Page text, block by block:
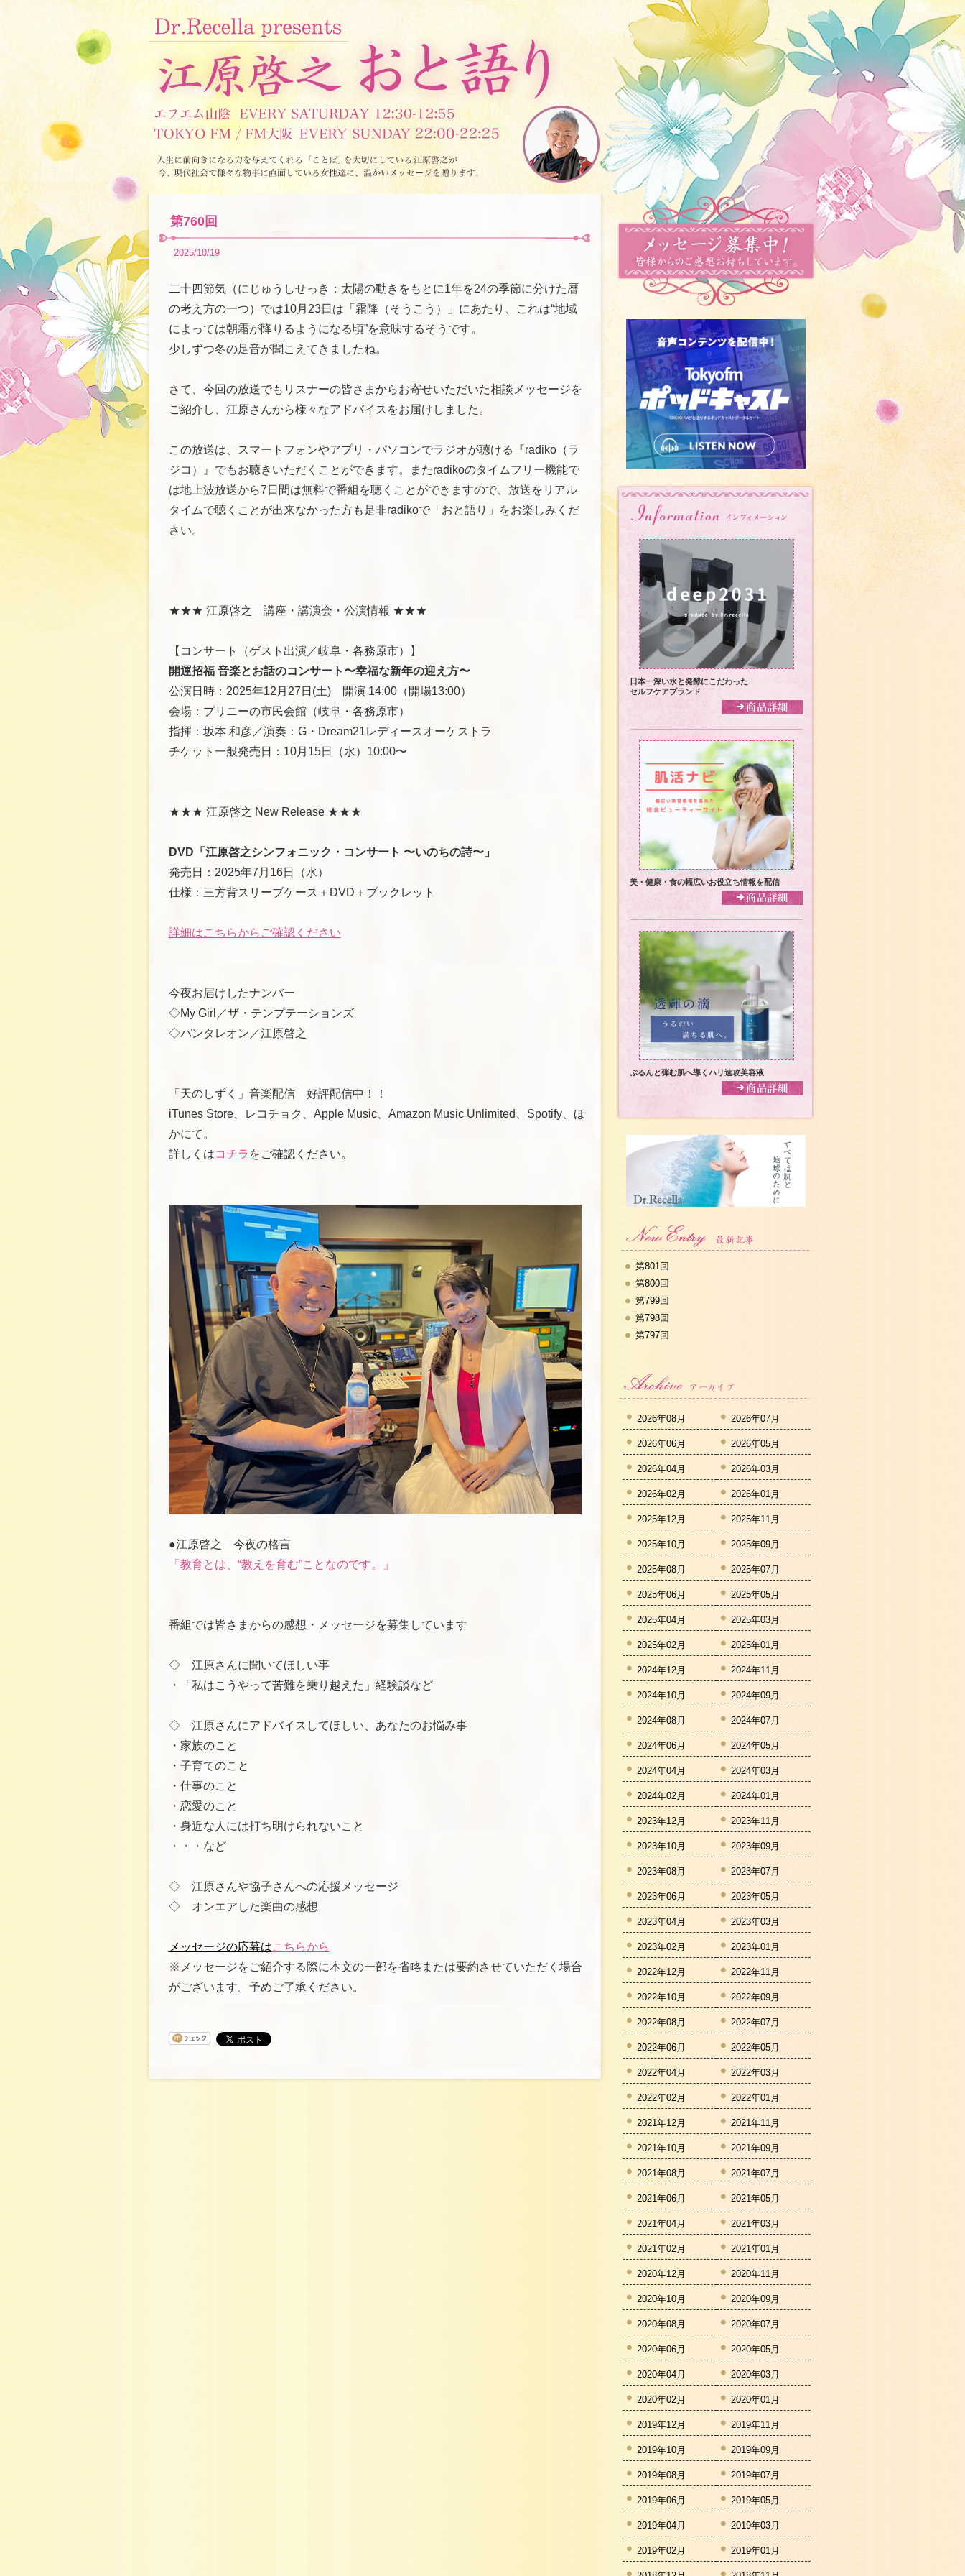
第760回
2025/10/19
二十四節気（にじゅうしせっき：太陽の動きをもとに1年を24の季節に分けた暦
の考え方の一つ）では10月23日は「霜降（そうこう）」にあたり、これは“地域
によっては朝霜が降りるようになる頃”を意味するそうです。
少しずつ冬の足音が聞こえてきましたね。
さて、今回の放送でもリスナーの皆さまからお寄せいただいた相談メッセージを
ご紹介し、江原さんから様々なアドバイスをお届けしました。
この放送は、スマートフォンやアプリ・パソコンでラジオが聴ける『radiko（ラ
ジコ）』でもお聴きいただくことができます。またradikoのタイムフリー機能で
は地上波放送から7日間は無料で番組を聴くことができますので、放送をリアル
タイムで聴くことが出来なかった方も是非radikoで「おと語り」をお楽しみくだ
さい。
★★★ 江原啓之 講座・講演会・公演情報 ★★★
【コンサート（ゲスト出演／岐阜・各務原市）】
開運招福 音楽とお話のコンサート〜幸福な新年の迎え方〜
公演日時：2025年12月27日(土) 開演 14:00（開場13:00）
会場：プリニーの市民会館（岐阜・各務原市）
指揮：坂本 和彦／演奏：G・Dream21レディースオーケストラ
チケット一般発売日：10月15日（水）10:00〜
★★★ 江原啓之 New Release ★★★
DVD「江原啓之シンフォニック・コンサート 〜いのちの詩〜」
発売日：2025年7月16日（水）
仕様：三方背スリーブケース＋DVD＋ブックレット
詳細はこちらからご確認ください
今夜お届けしたナンバー
◇My Girl／ザ・テンプテーションズ
◇パンタレオン／江原啓之
「天のしずく」音楽配信 好評配信中！！
iTunes Store、レコチョク、Apple Music、Amazon Music Unlimited、Spotify、ほ
かにて。
詳しくはコチラ をご確認ください。
●江原啓之 今夜の格言
「教育とは、“教えを育む”ことなのです。」
番組では皆さまからの感想・メッセージを募集しています
◇ 江原さんに聞いてほしい事
・「私はこうやって苦難を乗り越えた」経験談など
◇ 江原さんにアドバイスしてほしい、あなたのお悩み事
・家族のこと
・子育てのこと
・仕事のこと
・恋愛のこと
・身近な人には打ち明けられないこと
・・・など
◇ 江原さんや協子さんへの応援メッセージ
◇ オンエアした楽曲の感想
メッセージの応募はこちらから
※メッセージをご紹介する際に本文の一部を省略または要約させていただく場合
がございます。予めご了承ください。
日本一深い水と発酵にこだわった
セルフケアブランド
美・健康・食の幅広いお役立ち情報を配信
ぷるんと弾む肌へ導くハリ速攻美容液
第801回
第800回
第799回
第798回
第797回
2026年08月 2026年07月
2026年06月 2026年05月
2026年04月 2026年03月
2026年02月 2026年01月
2025年12月 2025年11月
2025年10月 2025年09月
2025年08月 2025年07月
2025年06月 2025年05月
2025年04月 2025年03月
2025年02月 2025年01月
2024年12月 2024年11月
2024年10月 2024年09月
2024年08月 2024年07月
2024年06月 2024年05月
2024年04月 2024年03月
2024年02月 2024年01月
2023年12月 2023年11月
2023年10月 2023年09月
2023年08月 2023年07月
2023年06月 2023年05月
2023年04月 2023年03月
2023年02月 2023年01月
2022年12月 2022年11月
2022年10月 2022年09月
2022年08月 2022年07月
2022年06月 2022年05月
2022年04月 2022年03月
2022年02月 2022年01月
2021年12月 2021年11月
2021年10月 2021年09月
2021年08月 2021年07月
2021年06月 2021年05月
2021年04月 2021年03月
2021年02月 2021年01月
2020年12月 2020年11月
2020年10月 2020年09月
2020年08月 2020年07月
2020年06月 2020年05月
2020年04月 2020年03月
2020年02月 2020年01月
2019年12月 2019年11月
2019年10月 2019年09月
2019年08月 2019年07月
2019年06月 2019年05月
2019年04月 2019年03月
2019年02月 2019年01月